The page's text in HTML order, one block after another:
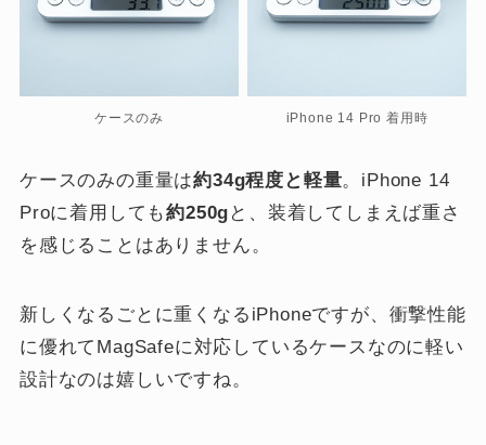
ケースのみ iPhone 14 Pro 着用時
ケースのみの重量は約34g程度と軽量。iPhone 14
Proに着用しても約250g と、装着してしまえば重さ
を感じることはありません。
新しくなるごとに重くなるiPhoneですが、衝撃性能
に優れてMagSafeに対応しているケースなのに軽い
設計なのは嬉しいですね。